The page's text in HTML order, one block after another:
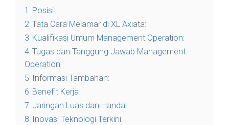
1
Posisi:
2 Tata Cara Melamar di XL Axiata:
3 Kualifikasi Umum Management Operation:
4 Tugas dan Tanggung Jawab Management
Operation:
5
Informasi Tambahan:
6 Benefit Kerja
7 Jaringan Luas dan Handal
8
Inovasi Teknologi Terkini